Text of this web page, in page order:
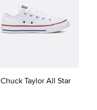
Chuck Taylor All Star